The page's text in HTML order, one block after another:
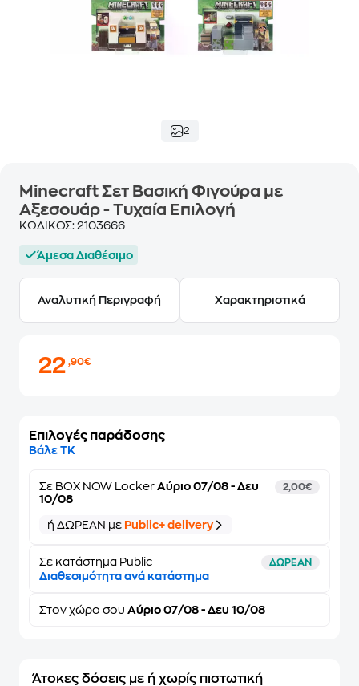
2
Minecraft Σετ Βασική Φιγούρα με
Αξεσουάρ - Τυχαία Επιλογή
ΚΩΔΙΚΟΣ: 2103666
Άμεσα Διαθέσιμο
Αναλυτική Περιγραφή Χαρακτηριστικά
22,90€
Επιλογές παράδοσης
Βάλε ΤΚ
Σε BOX NOW Locker Αύριο 07/08 - Δευ
10/08
2,00€
ή ΔΩΡΕΑΝ με Public+ delivery
Σε κατάστημα Public ΔΩΡΕΑΝ
Διαθεσιμότητα ανά κατάστημα
Στον χώρο σου Αύριο 07/08 - Δευ 10/08
Άτοκες δόσεις με ή χωρίς πιστωτική